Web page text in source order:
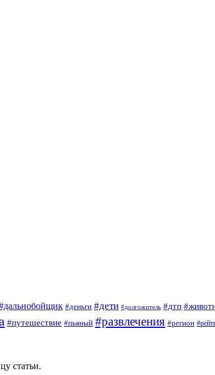
#деньги #дети #долгожитель #дтп
#путешествие #пьяный #развлечения #регион
статьи.